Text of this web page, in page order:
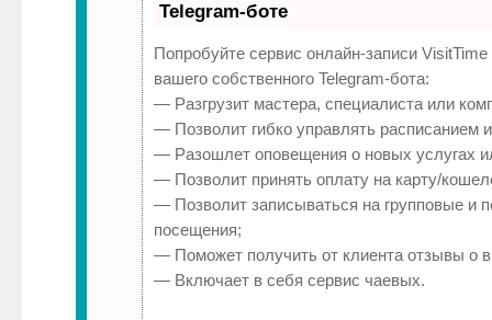
Telegram-боте
Попробуйте сервис онлайн-записи VisitTime
вашего собственного Telegram-бота:
— Разгрузит мастера, специалиста или
— Позволит гибко управлять расписанием и
— Разошлет оповещения о новых услугах
— Позволит принять оплату на карту/
— Позволит записываться на групповые и
посещения;
— Поможет получить от клиента отзывы о
— Включает в себя сервис чаевых.